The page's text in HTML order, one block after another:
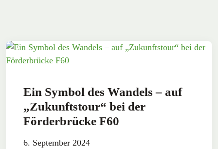
Ein Symbol des Wandels – auf
„Zukunftstour“ bei der
Förderbrücke F60
6. September 2024